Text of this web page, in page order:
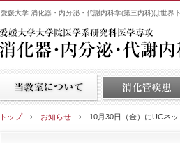
愛媛大学 消化器・内分泌・代謝内科学(第三内科)は世界
トップ› お知らせ › 10月30日（金）にUCネ